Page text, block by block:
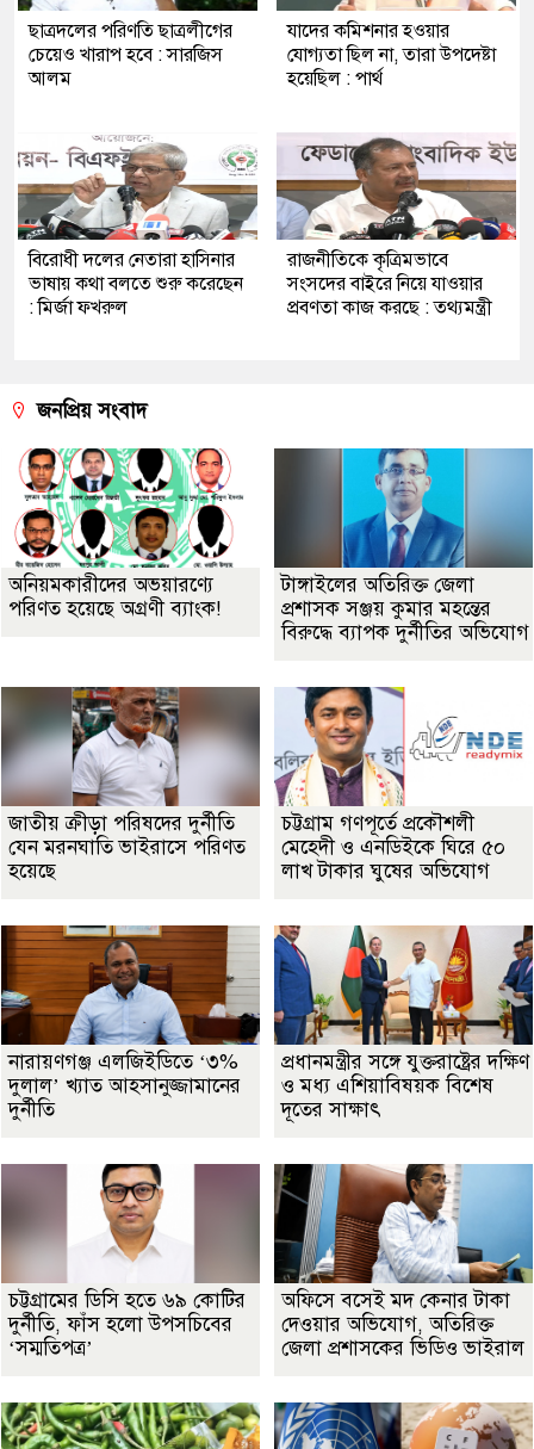
ছাত্রদলের পরিণতি ছাত্রলীগের
চেয়েও খারাপ হবে : সারজিস
আলম
যাদের কমিশনার হওয়ার
যোগ্যতা ছিল না, তারা উপদেষ্টা
হয়েছিল : পার্থ
বিরোধী দলের নেতারা হাসিনার
ভাষায় কথা বলতে শুরু করেছেন
: মির্জা ফখরুল
রাজনীতিকে কৃত্রিমভাবে
সংসদের বাইরে নিয়ে যাওয়ার
প্রবণতা কাজ করছে : তথ্যমন্ত্রী
জনপ্রিয় সংবাদ
অনিয়মকারীদের অভয়ারণ্যে
পরিণত হয়েছে অগ্রণী ব্যাংক!
টাঙ্গাইলের অতিরিক্ত জেলা
প্রশাসক সঞ্জয় কুমার মহন্তের
বিরুদ্ধে ব্যাপক দুর্নীতির অভিযোগ
জাতীয় ক্রীড়া পরিষদের দুর্নীতি
যেন মরনঘাতি ভাইরাসে পরিণত
হয়েছে
চট্টগ্রাম গণপূর্তে প্রকৌশলী
মেহেদী ও এনডিইকে ঘিরে ৫০
লাখ টাকার ঘুষের অভিযোগ
নারায়ণগঞ্জ এলজিইডিতে ‘৩%
দুলাল’ খ্যাত আহসানুজ্জামানের
দুর্নীতি
প্রধানমন্ত্রীর সঙ্গে যুক্তরাষ্ট্রের দক্ষিণ
ও মধ্য এশিয়াবিষয়ক বিশেষ
দূতের সাক্ষাৎ
চট্টগ্রামের ডিসি হতে ৬৯ কোটির
দুর্নীতি, ফাঁস হলো উপসচিবের
‘সম্মতিপত্র’
অফিসে বসেই মদ কেনার টাকা
দেওয়ার অভিযোগ, অতিরিক্ত
জেলা প্রশাসকের ভিডিও ভাইরাল